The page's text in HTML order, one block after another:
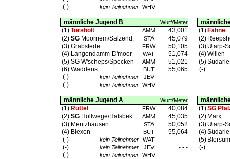
(-)
kein Teilnehmer WHV - - -
männliche Jugend B Wurf/Meter
(1) Torsholt AMM 43,001 (1) Fahne
(2) SG Moorriem/Salzend. STA 45,079 (2)
(3) Grabstede FRW 50,105 (3) Utarp-
(4) Langendamm-D'moor WAT 51,074 (4)Willen
(5) SG W'scheps/Specken AMM 51,021 (5)Südarle
(6) Waddens BUT 55,065
(-)
(-)
kein Teilnehmer JEV
- - -
(-)
kein Teilnehmer WHV - - -
männliche Jugend A Wurf/Meter
(1) Ruttel FRW 40,084 (1)SG
(2) SG Hollwege/Halsbek AMM 45,035 (2) Marx
(3) Mentzhausen STA 50,052 (3) Utarp-
(4) Blexen BUT 55,064 (4)Südarle
(-)
kein Teilnehmer WAT - - - (5) Blersum
(-)
kein Teilnehmer JEV - - -
(-)
(-)
kein Teilnehmer WHV - - -